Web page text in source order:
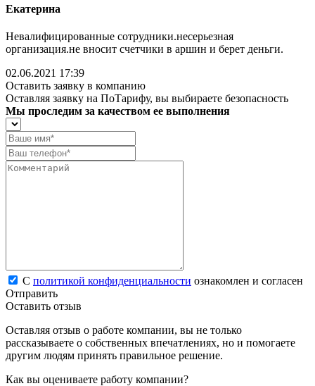
Екатерина
Невалифицированные сотрудники.несерьезная
организация.не вносит счетчики в аршин и берет деньги.
02.06.2021 17:39
Оставить заявку в компанию
Оставляя заявку на ПоТарифу, вы выбираете безопасность
Мы проследим за качеством ее выполнения
С политикой конфиденциальности ознакомлен и согласен
Отправить
Оставить отзыв
Оставляя отзыв о работе компании, вы не только
рассказываете о собственных впечатлениях, но и помогаете
другим людям принять правильное решение.
Как вы оцениваете работу компании?